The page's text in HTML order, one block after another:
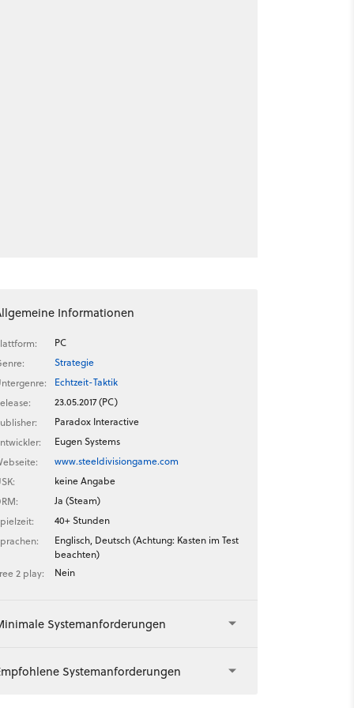
Informationen
PC
Strategie
Echtzeit-Taktik
23.05.2017 (PC)
Paradox Interactive
Eugen Systems
www.steeldivisiongame.com
keine Angabe
Ja (Steam)
40+ Stunden
Englisch, Deutsch (Achtung: Kasten im Test
beachten)
2 play:
Nein
Systemanforderungen
Systemanforderungen